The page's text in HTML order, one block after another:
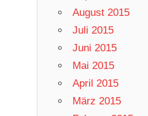
August 2015
Juli 2015
Juni 2015
Mai 2015
April 2015
März 2015